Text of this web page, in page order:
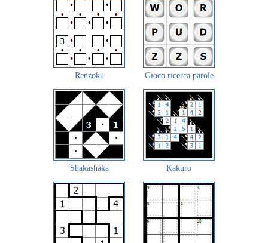
Renzoku Gioco ricerca parole
Shakashaka Kakuro